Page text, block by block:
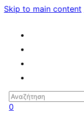
Skip to main content
Search
0